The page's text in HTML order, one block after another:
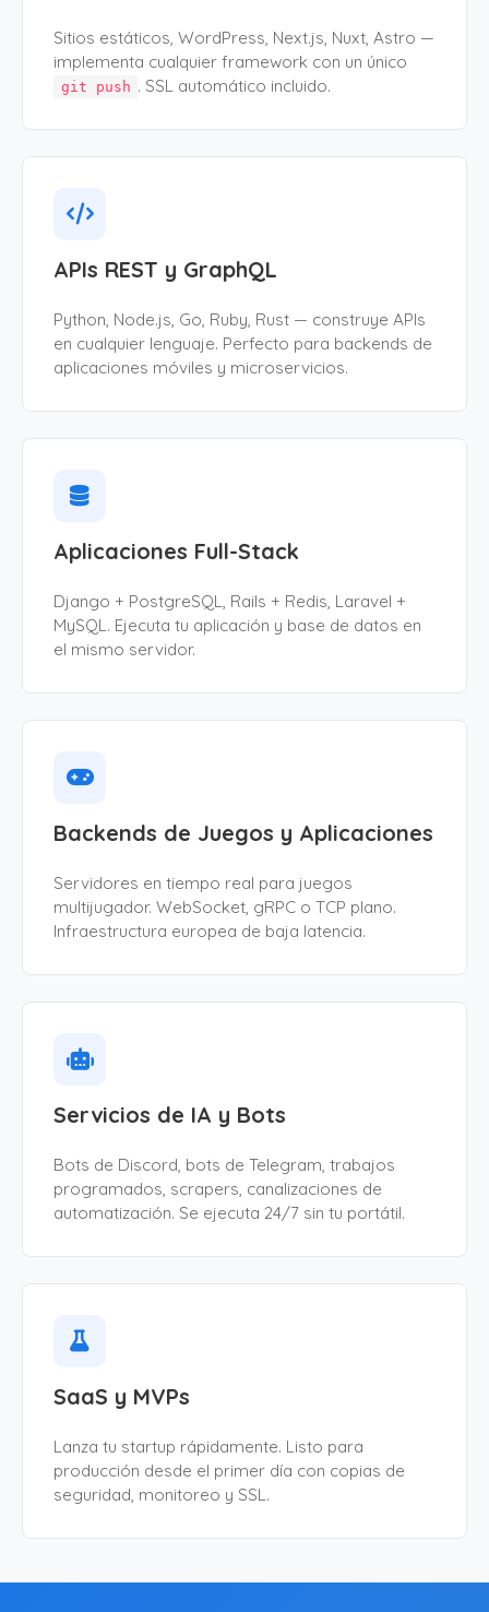
Sitios estáticos, WordPress, Next.js, Nuxt, Astro —
implementa cualquier framework con un único
git push . SSL automático incluido.
APIs REST y GraphQL
Python, Node.js, Go, Ruby, Rust — construye APIs
en cualquier lenguaje. Perfecto para backends de
aplicaciones móviles y microservicios.
Aplicaciones Full-Stack
Django + PostgreSQL, Rails + Redis, Laravel +
MySQL. Ejecuta tu aplicación y base de datos en
el mismo servidor.
Backends de Juegos y Aplicaciones
Servidores en tiempo real para juegos
multijugador. WebSocket, gRPC o TCP plano.
Infraestructura europea de baja latencia.
Servicios de IA y Bots
Bots de Discord, bots de Telegram, trabajos
programados, scrapers, canalizaciones de
automatización. Se ejecuta 24/7 sin tu portátil.
SaaS y MVPs
Lanza tu startup rápidamente. Listo para
producción desde el primer día con copias de
seguridad, monitoreo y SSL.